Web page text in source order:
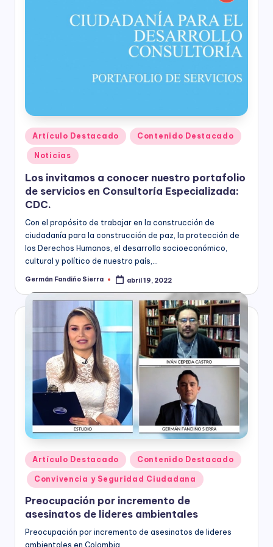
D
e
s
a
rr
o
ll
o
C
o
n
rí
a
(
a
n
t
e
Para
trabajar
en
la
construcción
ciudadanía
para
la
construcción
de
paz,
el
cultural
y
nuestro
Fundación
Bogotá
ofrece
para
las
Empresas
de
todos
los
sectores
de
la
Publicado
en
Artículo Destacado Contenido Destacado
Noticias
Los invitamos a conocer nuestro portafolio
de servicios en Consultoría Especializada:
CDC.
Con el propósito de trabajar en la construcción de
ciudadanía para la construcción de paz, la protección de
los Derechos Humanos, el desarrollo socioeconómico,
cultural y político de nuestro país,…
Publicado
Germán Fandiño Sierra abril 19, 2022
Publicado
en
Artículo Destacado Contenido Destacado
Convivencia y Seguridad Ciudadana
Preocupación por incremento de
asesinatos de lideres ambientales
Preocupación por incremento de asesinatos de lideres
ambientales en Colombia.